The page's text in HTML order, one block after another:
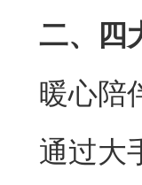
二、四
暖心陪
通过大